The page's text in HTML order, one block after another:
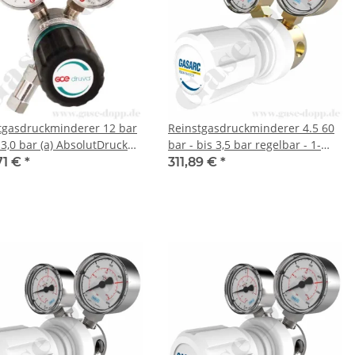
12 bar
bar (a) AbsolutDruck
- vakuumtauglich - 1-
€ *
Reinstgasdruckminderer 4.5 60
bar - bis 3,5 bar regelbar - 1-
stufig - PTFE - Messing - GASARC
311,89 € *